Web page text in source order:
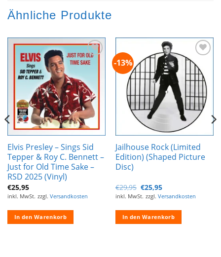
Ähnliche Produkte
Zur
hinzufügen
Elvis Presley – Sings Sid
Tepper & Roy C. Bennett –
Just for Old Time Sake –
RSD 2025 (Vinyl)
€25,95
inkl. MwSt. zzgl. Versandkosten
In den Warenkorb
-13%
Zur
Wunschliste
hinzufügen
Jailhouse Rock (Limited
Edition) (Shaped Picture
Disc)
€29,95 Ursprünglicher
Preis
war:
€25,95Aktueller
Preis
ist:
inkl. MwSt. zzgl. Versandkosten
In den Warenkorb